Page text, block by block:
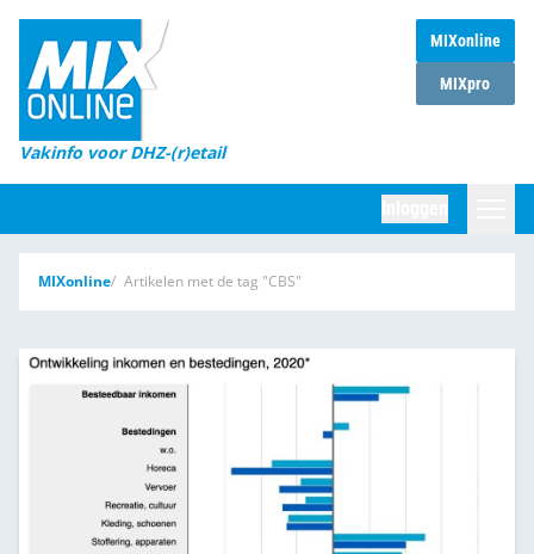
MIXonline
MIXpro
Vakinfo voor DHZ-(r)etail
Home
Magazines
DHZ Sessie
Marktcijfers
Word abonnee
Partners
MIXonline Artikelen met de tag "CBS"